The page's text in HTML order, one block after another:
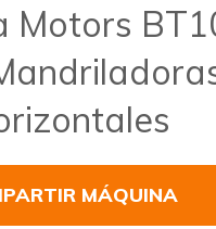
Motors
MÁQUINA